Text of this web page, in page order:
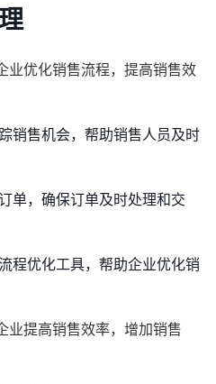
业优化销售流程，提高销售效
销售机会，帮助销售人员及时
单，确保订单及时处理和交
程优化工具，帮助企业优化销
业提高销售效率，增加销售